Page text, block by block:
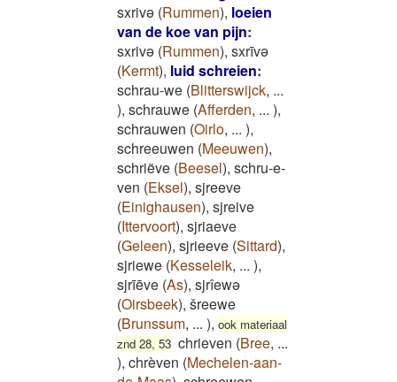
sxrivǝ (Rummen), loeien
van de koe van pijn:
sxrivǝ (Rummen), sxrīvǝ
(Kermt), luid schreien:
schrau-we (Blitterswijck, ...
), schrauwe (Afferden, ... ),
schrauwen (Oirlo, ... ),
schreeuwen (Meeuwen),
schriëve (Beesel), schru-e-
ven (Eksel), sjreeve
(Einighausen), sjreive
(Ittervoort), sjriaeve
(Geleen), sjrieeve (Sittard),
sjriewe (Kesseleik, ... ),
sjrīēve (As), sjrîewə
(Oirsbeek), šreewe
(Brunssum, ... ), ook materiaal
znd 28, 53 chrieven (Bree, ...
), chrèven (Mechelen-aan-